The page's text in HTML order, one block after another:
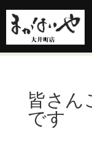
皆さん
です